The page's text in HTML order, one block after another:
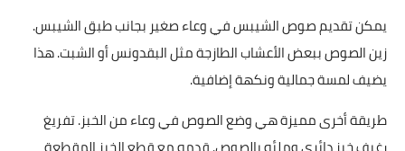
يمكن تقديم صوص الشيبس في وعاء صغير بجانب طبق الشيبس.
زين الصوص ببعض الأعشاب الطازجة مثل البقدونس أو الشبت. هذا
يضيف لمسة جمالية ونكهة إضافية.
طريقة أخرى مميزة هي وضع الصوص في وعاء من الخبز. تفريغ